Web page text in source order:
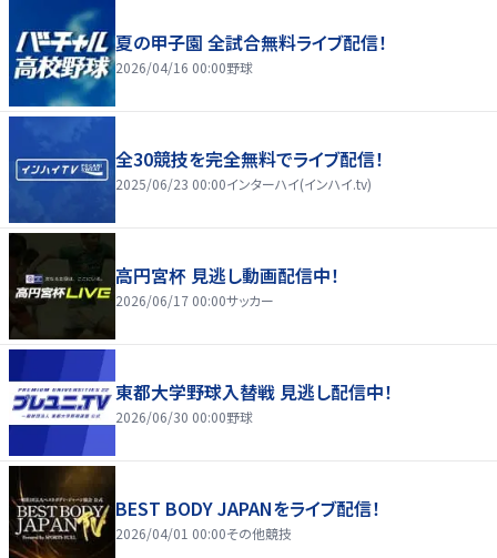
夏の甲子園 全試合無料ライブ配信！
2026/04/16 00:00野球
全30競技を完全無料でライブ配信！
2025/06/23 00:00インターハイ(インハイ.tv)
高円宮杯 見逃し動画配信中！
2026/06/17 00:00サッカー
東都大学野球入替戦 見逃し配信中！
2026/06/30 00:00野球
BEST BODY JAPANをライブ配信！
2026/04/01 00:00その他競技